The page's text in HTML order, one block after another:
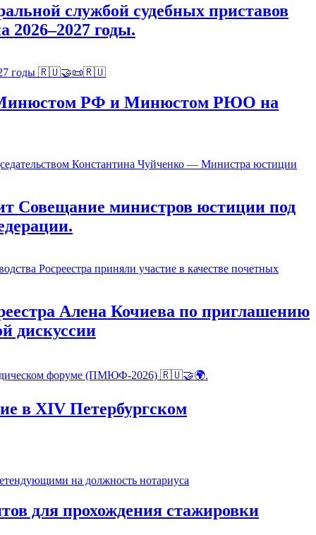
службой судебных приставов
годы.
Минюстом РФ и Минюстом РЮО на
Совещание министров юстиции под
Алена Кочиева по приглашению
дискуссии
в XIV Петербургском
для прохождения стажировки